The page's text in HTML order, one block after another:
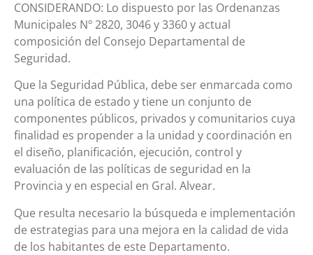
CONSIDERANDO: Lo dispuesto por las Ordenanzas
Municipales Nº 2820, 3046 y 3360 y actual
composición del Consejo Departamental de
Seguridad.
Que la Seguridad Pública, debe ser enmarcada como
una política de estado y tiene un conjunto de
componentes públicos, privados y comunitarios cuya
finalidad es propender a la unidad y coordinación en
el diseño, planificación, ejecución, control y
evaluación de las políticas de seguridad en la
Provincia y en especial en Gral. Alvear.
Que resulta necesario la búsqueda e implementación
de estrategias para una mejora en la calidad de vida
de los habitantes de este Departamento.